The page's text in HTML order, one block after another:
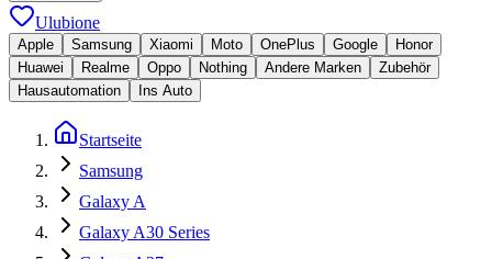
Ulubione
Apple Samsung Xiaomi Moto OnePlus Google
Honor
Huawei
Realme Oppo Nothing Andere Marken
Zubehör
Hausautomation
Ins Auto
Startseite
Samsung
Galaxy A
Galaxy A30 Series